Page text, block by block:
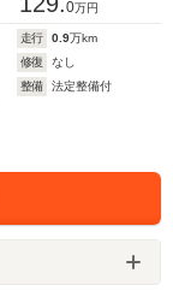
0万円
走行 0.9万km
修復
なし
整備
法定整備付